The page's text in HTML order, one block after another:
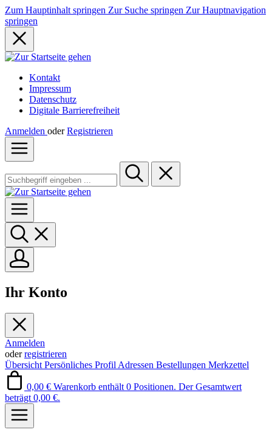
Zum Hauptinhalt springen Zur Suche springen Zur Hauptnavigation
springen
Kontakt
Impressum
Datenschutz
Digitale Barrierefreiheit
Anmelden oder Registrieren
Ihr Konto
Anmelden
oderregistrieren
Übersicht Persönliches Profil Adressen Bestellungen Merkzettel
0,00 € Warenkorb enthält 0 Positionen. Der Gesamtwert
beträgt 0,00 €.